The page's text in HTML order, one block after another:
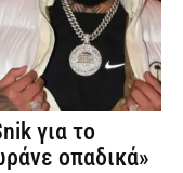
για το
οπαδικά»